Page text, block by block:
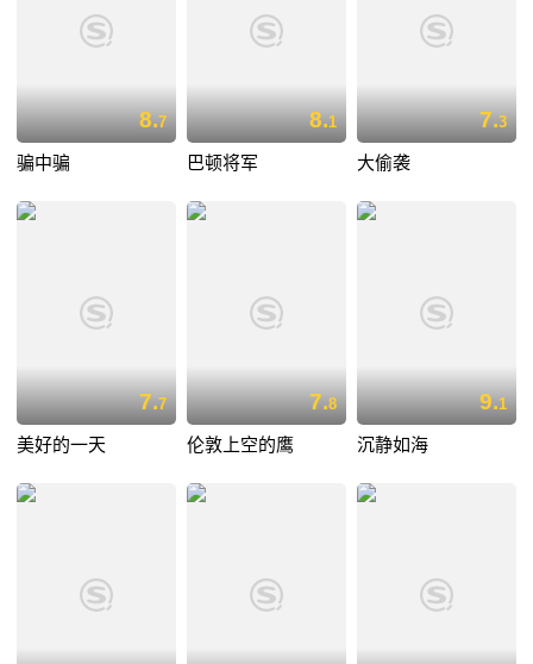
8.7
骗中骗
8.1
巴顿将军
7.3
大偷袭
7.7
美好的一天
7.8
伦敦上空的鹰
9.1
沉静如海